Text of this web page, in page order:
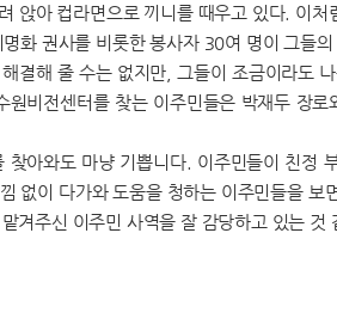
앉아 컵라면으로 끼니를 때우고 있다. 이
화 권사를 비롯한 봉사자 30여 명이 그들
결해 줄 수는 없지만, 그들이 조금이라도
비전센터를 찾는 이주민들은 박재두 장
아와도 마냥 기쁩니다. 이주민들이 친정
없이 다가와 도움을 청하는 이주민들을 보
겨주신 이주민 사역을 잘 감당하고 있는 것